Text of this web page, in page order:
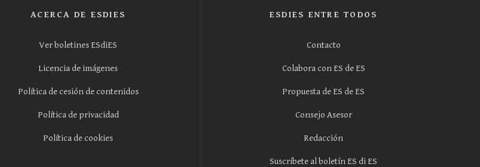
ACERCA DE ESDIES
Ver boletines ESdiES
Licencia de imágenes
Política de cesión de contenidos
Política de privacidad
Política de cookies
ESDIES ENTRE TODOS
Contacto
Colabora con ES de ES
Propuesta de ES de ES
Consejo Asesor
Redacción
Suscríbete al boletín ES di ES